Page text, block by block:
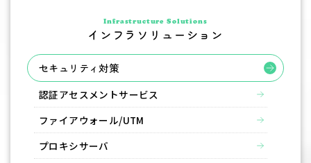
Infrastructure Solutions
インフラソリューション
セキュリティ対策
認証アセスメントサービス
ファイアウォール/UTM
プロキシサーバ